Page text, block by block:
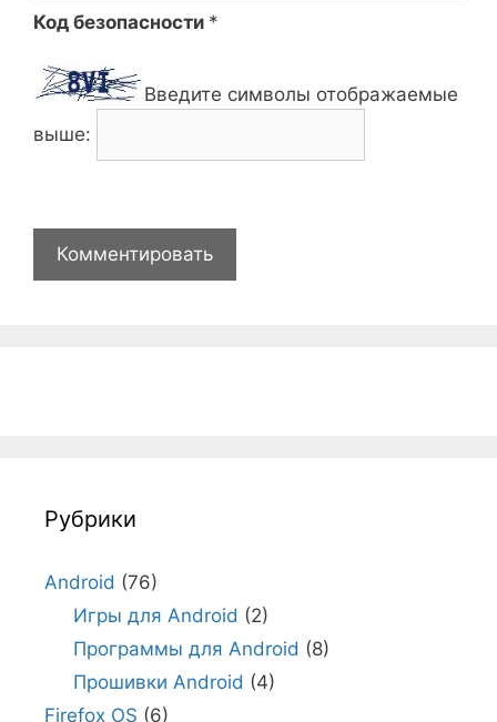
Код безопасности *
Введите символы отображаемые
выше:
Рубрики
Android (76)
Игры для Android (2)
Программы для Android (8)
Прошивки Android (4)
Firefox OS (6)